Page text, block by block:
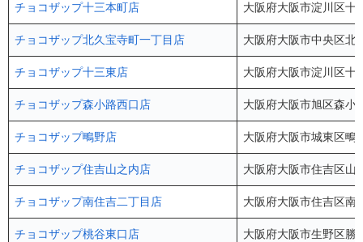
チョコザップ十三本町店 大阪府大阪市淀川区
チョコザップ北久宝寺町一丁目店 大阪府大阪市中央区
チョコザップ十三東店 大阪府大阪市淀川区
チョコザップ森小路西口店 大阪府大阪市旭区森
チョコザップ鴫野店 大阪府大阪市城東区
チョコザップ住吉山之内店 大阪府大阪市住吉区
チョコザップ南住吉二丁目店 大阪府大阪市住吉区
チョコザップ桃谷東口店 大阪府大阪市生野区